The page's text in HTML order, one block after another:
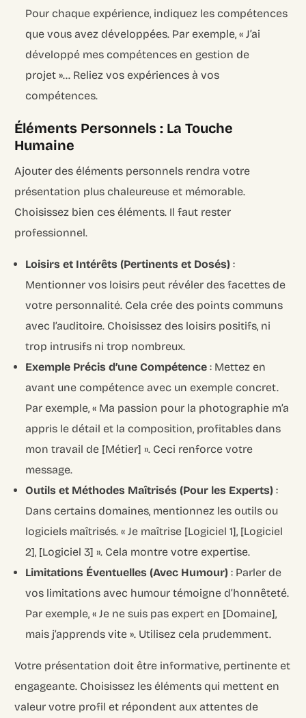
Pour chaque expérience, indiquez les compétences
que vous avez développées. Par exemple, « J’ai
développé mes compétences en gestion de
projet »… Reliez vos expériences à vos
compétences.
Éléments Personnels : La Touche
Humaine
Ajouter des éléments personnels rendra votre
présentation plus chaleureuse et mémorable.
Choisissez bien ces éléments. Il faut rester
professionnel.
Loisirs et Intérêts (Pertinents et Dosés) :
Mentionner vos loisirs peut révéler des facettes de
votre personnalité. Cela crée des points communs
avec l’auditoire. Choisissez des loisirs positifs, ni
trop intrusifs ni trop nombreux.
Exemple Précis d’une Compétence : Mettez en
avant une compétence avec un exemple concret.
Par exemple, « Ma passion pour la photographie m’a
appris le détail et la composition, profitables dans
mon travail de [Métier] ». Ceci renforce votre
message.
Outils et Méthodes Maîtrisés (Pour les Experts) :
Dans certains domaines, mentionnez les outils ou
logiciels maîtrisés. « Je maîtrise [Logiciel 1], [Logiciel
2], [Logiciel 3] ». Cela montre votre expertise.
Limitations Éventuelles (Avec Humour) : Parler de
vos limitations avec humour témoigne d’honnêteté.
Par exemple, « Je ne suis pas expert en [Domaine],
mais j’apprends vite ». Utilisez cela prudemment.
Votre présentation doit être informative, pertinente et
engageante. Choisissez les éléments qui mettent en
valeur votre profil et répondent aux attentes de